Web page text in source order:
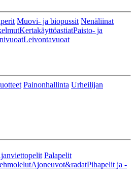
Muovi- ja biopussit Nenäliinat
KertakäyttöastiatPaisto- ja
Leivontavuoat
Painonhallinta Urheilijan
Palapelit
Ajoneuvot&radatPihapelit ja -